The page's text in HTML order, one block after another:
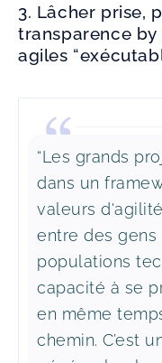
3. Lâcher prise,
transparence by
agiles
“Les grands
dans un
valeurs
entre des
populations
capacité à se
en même
chemin. C’est